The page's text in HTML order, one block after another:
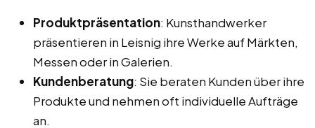
Produktpräsentation: Kunsthandwerker
präsentieren in Leisnig ihre Werke auf Märkten,
Messen oder in Galerien.
Kundenberatung: Sie beraten Kunden über ihre
Produkte und nehmen oft individuelle Aufträge
an.